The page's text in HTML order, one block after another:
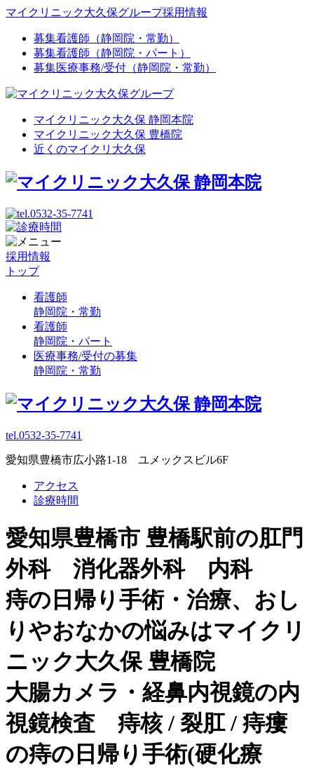
マイクリニック大久保グループ採用情報
募集看護師（静岡院・常勤）
募集看護師（静岡院・パート）
募集医療事務/受付（静岡院・常勤）
マイクリニック大久保 静岡本院
マイクリニック大久保 豊橋院
近くのマイクリ大久保
採用情報
トップ
看護師
静岡院・常勤
看護師
静岡院・パート
医療事務/受付の募集
静岡院・常勤
tel.0532-35-7741
愛知県豊橋市広小路1-18 ユメックスビル6F
アクセス
診療時間
愛知県豊橋市 豊橋駅前の肛門
外科 消化器外科 内科
痔の日帰り手術・治療、おし
りやおなかの悩みはマイクリ
ニック大久保 豊橋院
大腸カメラ・経鼻内視鏡の内
視鏡検査 痔核 / 裂肛 / 痔瘻
の痔の日帰り手術(硬化療